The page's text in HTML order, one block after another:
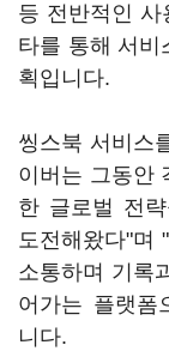
등 전반적인 사
타를 통해 서비
획입니다.
씽스북 서비스
이버는 그동안
한 글로벌 전
도전해왔다"며
소통하며 기록
어가는 플랫폼
니다.